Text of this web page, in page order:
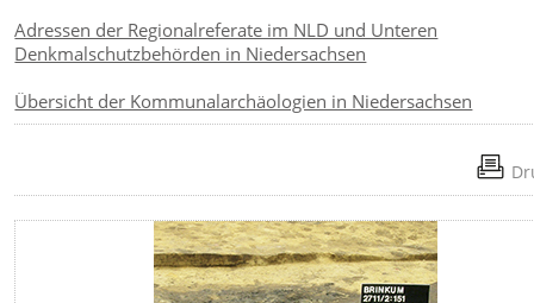
Adressen der Regionalreferate im NLD und Unteren
Denkmalschutzbehörden in Niedersachsen
Übersicht der Kommunalarchäologien in Niedersachsen